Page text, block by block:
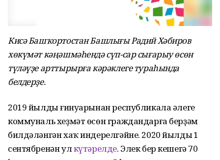
Кисә Башҡортостан Башлығы Радий Хәбиров
хөкүмәт кәңәшмәһендә сүп-сар сығарыу өсөн
түләүҙе арттырырға кәрәклеге тураһында
белдерҙе.
2019 йылдың ғинуарынан республикала әлеге
коммуналь хеҙмәт өсөн граждандарға берҙәм
билдәләнгән хаҡ индерелгәйне. 2020 йылдың 1
сентябренән улкүтәрелде. Элек бер кешегә 70